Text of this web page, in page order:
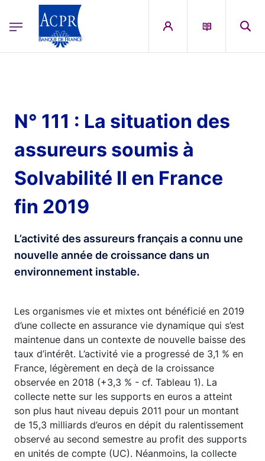
ACPR Menu Principal (French)
N° 111 : La situation des
assureurs soumis à
Solvabilité II en France
fin 2019
L’activité des assureurs français a connu une
nouvelle année de croissance dans un
environnement instable.
Les organismes vie et mixtes ont bénéficié en 2019
d’une collecte en assurance vie dynamique qui s’est
maintenue dans un contexte de nouvelle baisse des
taux d’intérêt. L’activité vie a progressé de 3,1 % en
France, légèrement en deçà de la croissance
observée en 2018 (+3,3 % - cf. Tableau 1). La
collecte nette sur les supports en euros a atteint
son plus haut niveau depuis 2011 pour un montant
de 15,3 milliards d’euros en dépit du ralentissement
observé au second semestre au profit des supports
en unités de compte (UC). Néanmoins, la collecte